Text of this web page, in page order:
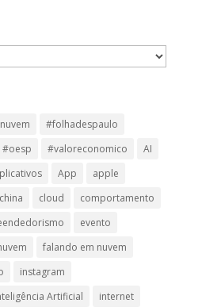
#folhadespaulo
#oesp #valoreconomico
AI
App
apple
china cloud
comportamento
evento
falando em nuvem
instagram
Artificial
internet